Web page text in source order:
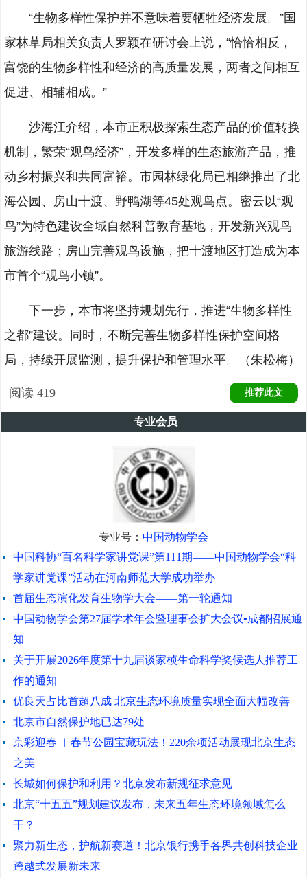
“生物多样性保护并不意味着要牺牲经济发展。”国
家林草局相关负责人罗颖在研讨会上说，“恰恰相反，
富饶的生物多样性和经济的高质量发展，两者之间相互
促进、相辅相成。”
沙海江介绍，本市正积极探索生态产品的价值转换
机制，繁荣“观鸟经济”，开发多样的生态旅游产品，推
动乡村振兴和共同富裕。市园林绿化局已相继推出了北
海公园、房山十渡、野鸭湖等45处观鸟点。密云以“观
鸟”为特色建设全域自然科普教育基地，开发新兴观鸟
旅游线路；房山完善观鸟设施，把十渡地区打造成为本
市首个“观鸟小镇”。
下一步，本市将坚持规划先行，推进“生物多样性
之都”建设。同时，不断完善生物多样性保护空间格
局，持续开展监测，提升保护和管理水平。（朱松梅）
阅读 419 推荐此文
专业会员
专业号： 中国动物学会
中国科协“百名科学家讲党课”第111期——中国动物学会“科
学家讲党课”活动在河南师范大学成功举办
首届生态演化发育生物学大会——第一轮通知
中国动物学会第27届学术年会暨理事会扩大会议▪成都招展通
知
关于开展2026年度第十九届谈家桢生命科学奖候选人推荐工
作的通知
优良天占比首超八成 北京生态环境质量实现全面大幅改善
北京市自然保护地已达79处
京彩迎春 ︳春节公园宝藏玩法！220余项活动展现北京生态
之美
长城如何保护和利用？北京发布新规征求意见
北京“十五五”规划建议发布，未来五年生态环境领域怎么
干？
聚力新生态，护航新赛道！北京银行携手各界共创科技企业
跨越式发展新未来